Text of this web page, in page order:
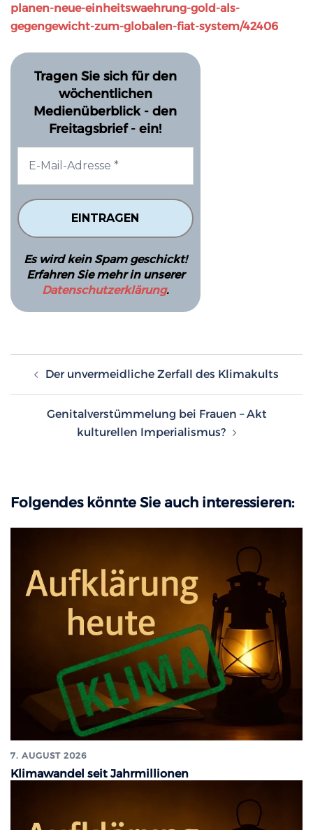
planen-neue-einheitswaehrung-gold-als-
gegengewicht-zum-globalen-fiat-system/42406
Tragen Sie sich für den
wöchentlichen
Medienüberblick - den
Freitagsbrief - ein!
Es wird kein Spam geschickt!
Erfahren Sie mehr in unserer
Datenschutzerklärung.
Der unvermeidliche Zerfall des Klimakults
Genitalverstümmelung bei Frauen – Akt
kulturellen Imperialismus?
Folgendes könnte Sie auch interessieren:
7. AUGUST 2026
Klimawandel seit Jahrmillionen